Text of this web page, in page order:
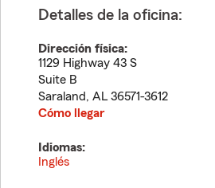
Detalles de la oficina:
Dirección física:
1129 Highway 43 S
Suite B
Saraland, AL 36571-3612
Cómo llegar
Idiomas:
Inglés